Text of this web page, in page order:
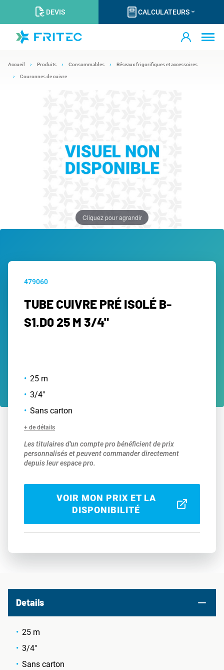
DEVIS CALCULATEURS
Accueil Produits Consommables Réseaux frigorifiques et accessoires
Couronnes de cuivre
Cliquez pour agrandir
479060
TUBE CUIVRE PRÉ ISOLÉ B-
S1.D0 25 M 3/4"
25 m
3/4"
Sans carton
+ de détails
Les titulaires d'un compte pro bénéficient de prix
personnalisés et peuvent commander directement
depuis leur espace pro.
VOIR MON PRIX ET LA
DISPONIBILITÉ
Details
25 m
3/4"
Sans carton